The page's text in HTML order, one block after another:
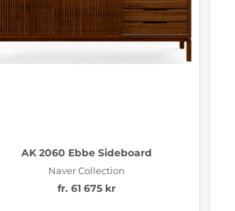
AK 2060 Ebbe Sideboard
Naver Collection
fr. 61 675 kr